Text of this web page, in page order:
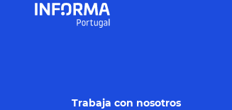
Trabaja con nosotros